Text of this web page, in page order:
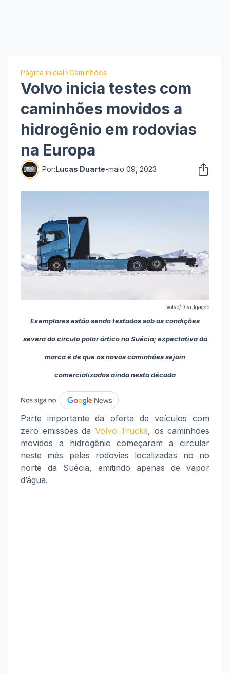
Página inicial Caminhões
Volvo inicia testes com
caminhões movidos a
hidrogênio em rodovias
na Europa
Por:Lucas Duarte-maio 09, 2023
Volvo/Divulgação
Exemplares estão sendo testados sob as condições
severa do círculo polar ártico na Suécia; expectativa da
marca é de que os novos caminhões sejam
comercializados ainda nesta década
Parte importante da oferta de veículos com
zero emissões da Volvo Trucks, os caminhões
movidos a hidrogênio começaram a circular
neste mês pelas rodovias localizadas no no
norte da Suécia, emitindo apenas de vapor
d’água.